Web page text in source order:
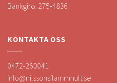
Bankgiro: 275-4836
KONTAKTA OSS
0472-260041
info@nilssonsilammhult.se